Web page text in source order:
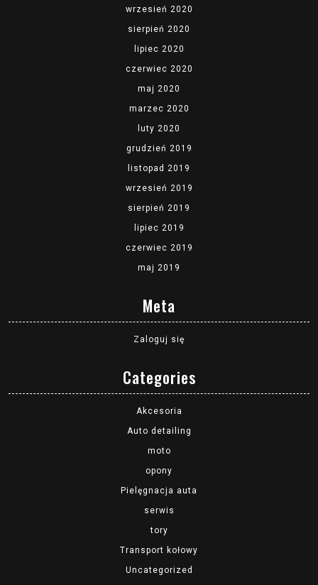
wrzesień 2020
sierpień 2020
lipiec 2020
czerwiec 2020
maj 2020
marzec 2020
luty 2020
grudzień 2019
listopad 2019
wrzesień 2019
sierpień 2019
lipiec 2019
czerwiec 2019
maj 2019
Meta
Zaloguj się
Categories
Akcesoria
Auto detailing
moto
opony
Pielęgnacja auta
serwis
tory
Transport kołowy
Uncategorized